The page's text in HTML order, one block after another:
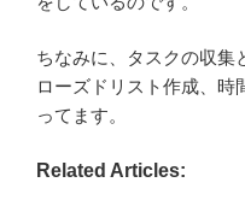
ちなみに、タスクの収集
ローズドリスト作成、時
ってます。
Related Articles: